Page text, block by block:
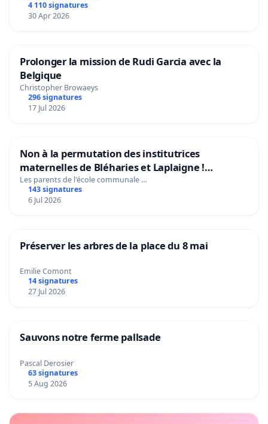
4 110 signatures
30 Apr 2026
Prolonger la mission de Rudi Garcia avec la
Belgique
Christopher Browaeys
296 signatures
17 Jul 2026
Non à la permutation des institutrices
maternelles de Bléharies et Laplaigne !
Préservons la stabilité de nos enfants.
Les parents de l'école communale …
143 signatures
6 Jul 2026
Préserver les arbres de la place du 8 mai
Emilie Comont
14 signatures
27 Jul 2026
Sauvons notre ferme pallsade
Pascal Derosier
63 signatures
5 Aug 2026